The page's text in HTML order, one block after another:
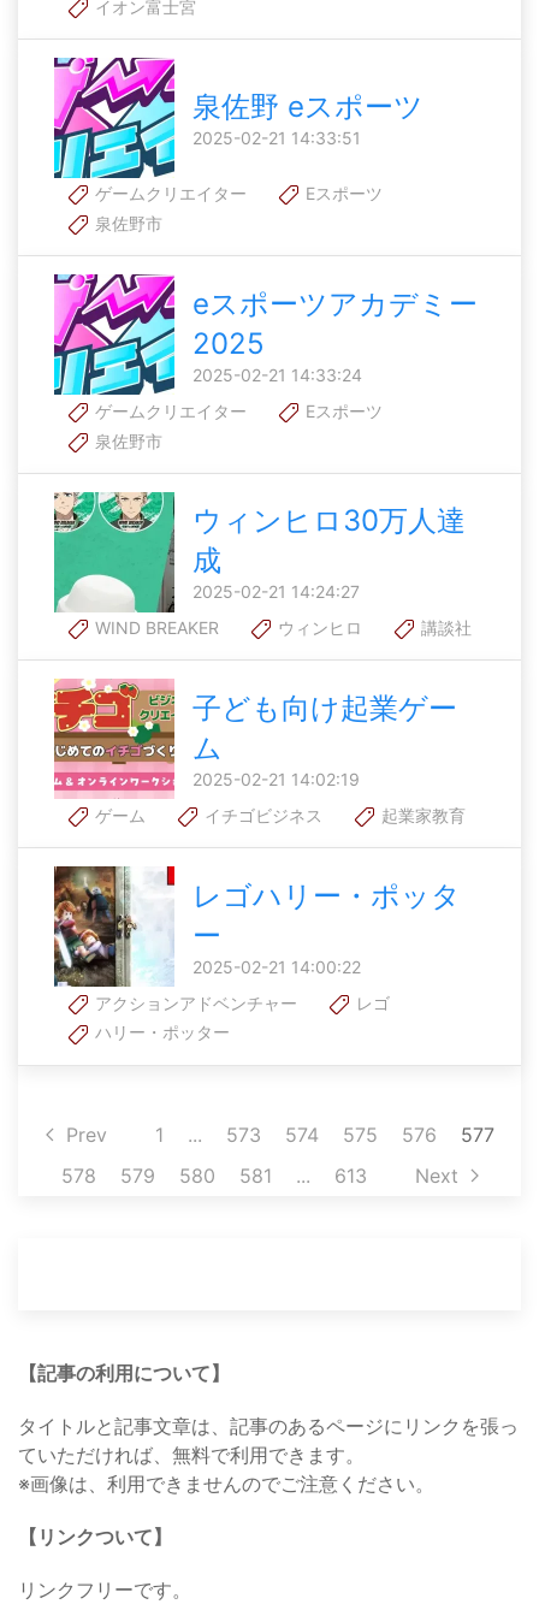
イオン富士宮
泉佐野 eスポーツ
2025-02-21 14:33:51
ゲームクリエイター
Eスポーツ
泉佐野市
eスポーツアカデミー
2025
2025-02-21 14:33:24
ゲームクリエイター
Eスポーツ
泉佐野市
ウィンヒロ30万人達
成
2025-02-21 14:24:27
WIND BREAKER
ウィンヒロ 講談社
子ども向け起業ゲー
ム
2025-02-21 14:02:19
ゲーム
イチゴビジネス 起業家教育
レゴハリー・ポッタ
ー
2025-02-21 14:00:22
アクションアドベンチャー
レゴ
ハリー・ポッター
Prev 1 ... 573 574 575 576
577
578
579 580 581 ... 613 Next
【記事の利用について】
タイトルと記事文章は、記事のあるページにリンクを張っ
ていただければ、無料で利用できます。
※画像は、利用できませんのでご注意ください。
【リンクついて】
リンクフリーです。